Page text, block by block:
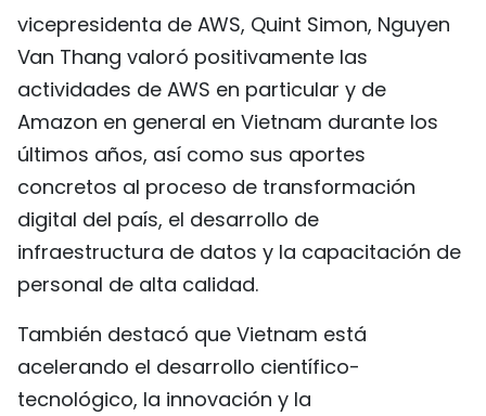
FRANÇAIS
РУССКИЙ
vicepresidenta de AWS, Quint Simon, Nguyen
Van Thang valoró positivamente las
actividades de AWS en particular y de
Amazon en general en Vietnam durante los
últimos años, así como sus aportes
concretos al proceso de transformación
digital del país, el desarrollo de
infraestructura de datos y la capacitación de
personal de alta calidad.
También destacó que Vietnam está
acelerando el desarrollo científico-
tecnológico, la innovación y la